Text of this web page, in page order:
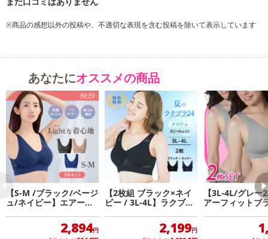
※商品の感想以外の投稿や、不適切な表現を含む投稿を除いて表示しています
あなたにオススメの商品
【S-M /ブラック/ベージ
ュ/ネイビー】エアーフ
ィットライトブラ3色組
2,894円
【2枚組 ブラック×ネイ
ビー / 3L-4L】ラクブラ
2,199円
【3L-4L/グレー
アーフィットブ